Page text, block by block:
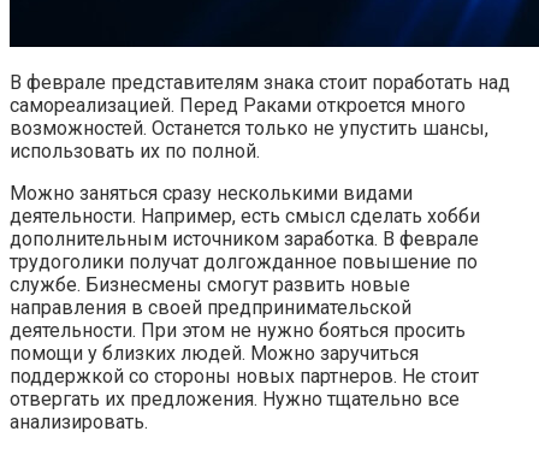
В феврале представителям знака стоит поработать над
самореализацией. Перед Раками откроется много
возможностей. Останется только не упустить шансы,
использовать их по полной.
Можно заняться сразу несколькими видами
деятельности. Например, есть смысл сделать хобби
дополнительным источником заработка. В феврале
трудоголики получат долгожданное повышение по
службе. Бизнесмены смогут развить новые
направления в своей предпринимательской
деятельности. При этом не нужно бояться просить
помощи у близких людей. Можно заручиться
поддержкой со стороны новых партнеров. Не стоит
отвергать их предложения. Нужно тщательно все
анализировать.